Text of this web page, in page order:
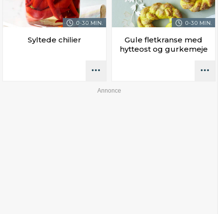
0-30 MIN.
Syltede chilier
0-30 MIN.
Gule fletkranse med
hytteost og gurkemeje